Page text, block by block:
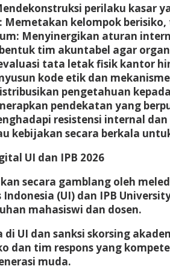
perilaku kasar
Memetakan kelompok
Menyinergikan aturan
tim akuntabel agar
tata letak fisik kantor
kode etik dan
pengetahuan
pendekatan yang
resistensi internal
kebijakan secara berkala
UI dan IPB 2026
secara gamblang oleh
(UI) dan IPB
mahasiswi dan dosen.
UI dan sanksi skorsing
dan tim respons yang
muda.